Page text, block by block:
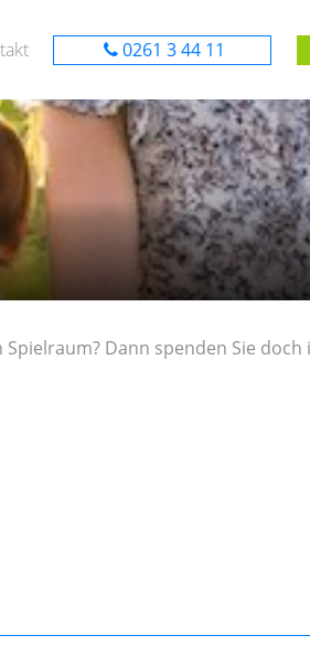
0261 3 44 11
Dann spenden Sie